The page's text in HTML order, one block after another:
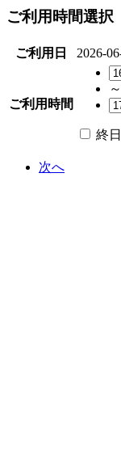
ご利用時間選択
ご利用日 2026-
ご利用時間
～
終日
次へ